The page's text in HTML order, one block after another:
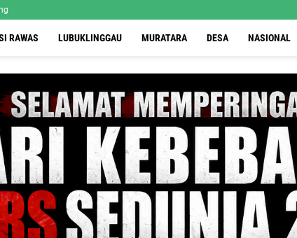
RAWAS LUBUKLINGGAU MURATARA DESA NASIONAL